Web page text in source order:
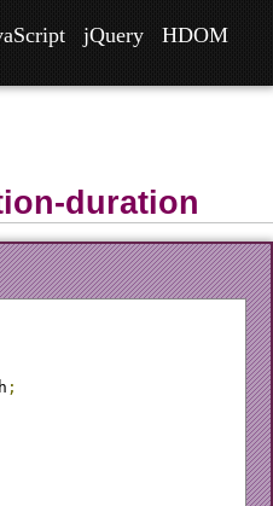
jQuery
HDOM
duration
;